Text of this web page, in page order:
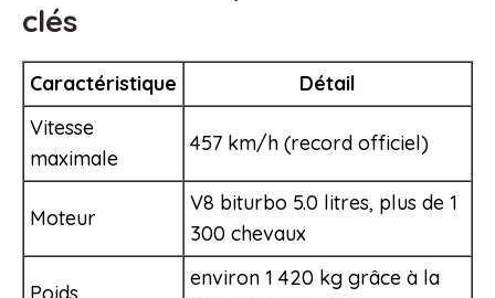
clés
Caractéristique
Détail
Vitesse
maximale
457 km/h (record officiel)
Moteur
V8 biturbo 5.0 litres, plus de 1
300 chevaux
environ 1 420 kg grâce à la